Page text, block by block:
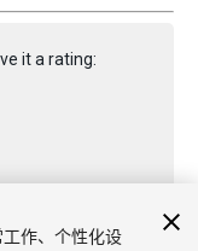
it a rating:
作、个性化设